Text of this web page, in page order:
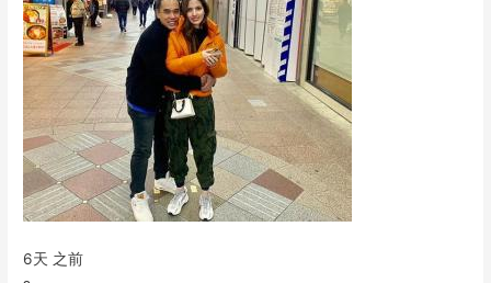
6天 之前